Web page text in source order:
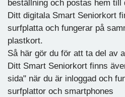
beställning och postas hem till
Ditt digitala Smart Seniorkort
surfplatta och fungerar på
plastkort.
Så här gör du för att ta del av
Ditt Smart Seniorkort finns
sida" när du är inloggad och
surfplattor och smartphones